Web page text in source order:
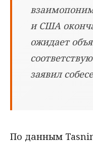
и США
ожидает
заявил
По данным